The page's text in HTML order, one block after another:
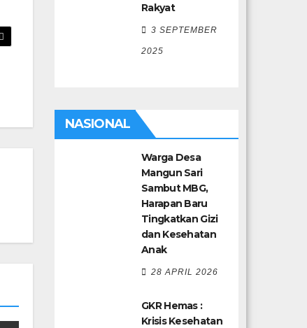
Rakyat
3 SEPTEMBER
2025
NASIONAL
Warga Desa
Mangun Sari
Sambut MBG,
Harapan Baru
Tingkatkan Gizi
dan Kesehatan
Anak
28 APRIL 2026
GKR Hemas :
Krisis Kesehatan